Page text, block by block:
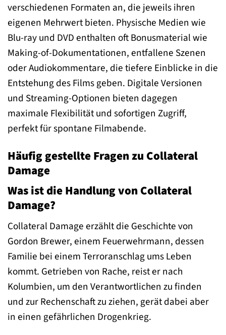
verschiedenen Formaten an, die jeweils ihren
eigenen Mehrwert bieten. Physische Medien wie
Blu-ray und DVD enthalten oft Bonusmaterial wie
Making-of-Dokumentationen, entfallene Szenen
oder Audiokommentare, die tiefere Einblicke in die
Entstehung des Films geben. Digitale Versionen
und Streaming-Optionen bieten dagegen
maximale Flexibilität und sofortigen Zugriff,
perfekt für spontane Filmabende.
Häufig gestellte Fragen zu Collateral
Damage
Was ist die Handlung von Collateral
Damage?
Collateral Damage erzählt die Geschichte von
Gordon Brewer, einem Feuerwehrmann, dessen
Familie bei einem Terroranschlag ums Leben
kommt. Getrieben von Rache, reist er nach
Kolumbien, um den Verantwortlichen zu finden
und zur Rechenschaft zu ziehen, gerät dabei aber
in einen gefährlichen Drogenkrieg.